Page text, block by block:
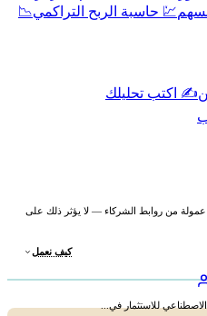
💹 حاسبة الربح التراكمي📉
✍️ اكتب تحليلك
من روابط الشركاء — لا يؤثر ذلك على
كيف نعمل